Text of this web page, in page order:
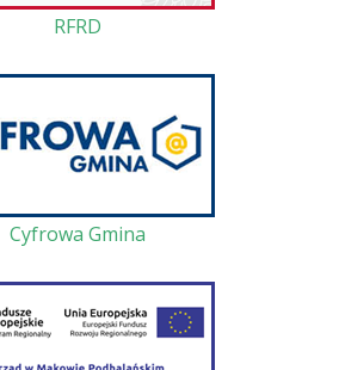
RFRD
Cyfrowa Gmina